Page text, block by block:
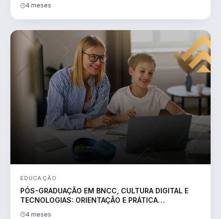
4 meses
EDUCAÇÃO
PÓS-GRADUAÇÃO EM BNCC, CULTURA DIGITAL E
TECNOLOGIAS: ORIENTAÇÃO E PRÁTICA
4 meses